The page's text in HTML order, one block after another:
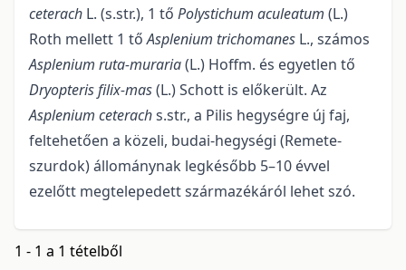
ceterach L. (s.str.), 1 tő Polystichum aculeatum (L.)
Roth mellett 1 tőAsplenium trichomanes L., számos
Asplenium ruta-muraria(L.) Hoffm. és egyetlen tő
Dryopteris filix-mas(L.) Schott is előkerült. Az
Asplenium ceterachs.str., a Pilis hegységre új faj,
feltehetően a közeli, budai-hegységi (Remete-
szurdok) állománynak legkésőbb 5–10 évvel
ezelőtt megtelepedett származékáról lehet szó.
1 - 1 a 1 tételből